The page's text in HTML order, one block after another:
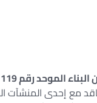
مع إحدى المنشآت